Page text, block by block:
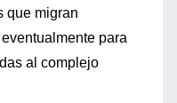
que migran
para
al complejo